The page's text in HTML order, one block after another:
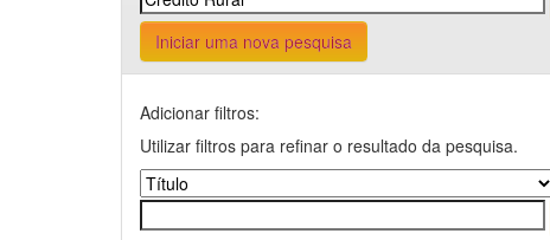
Iniciar uma nova pesquisa
Adicionar filtros:
Utilizar filtros para refinar o resultado da pesquisa.